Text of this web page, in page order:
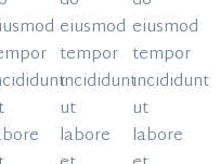
eiusmod
tempor
incididunt
ut
labore
eiusmod
tempor
incididunt
ut
labore